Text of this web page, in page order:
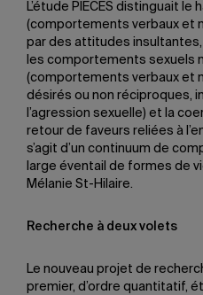
L’étude PIECES distinguait le
(comportements verbaux et
par des attitudes
les comportements sexuels
(comportements verbaux et
désirés ou non réciproques,
l’agression sexuelle) et la
retour de faveurs reliées à
s’agit d’un continuum de
large éventail de formes de
Mélanie St-Hilaire.
Recherche à deux volets
Le nouveau projet de
premier, d’ordre quantitatif,